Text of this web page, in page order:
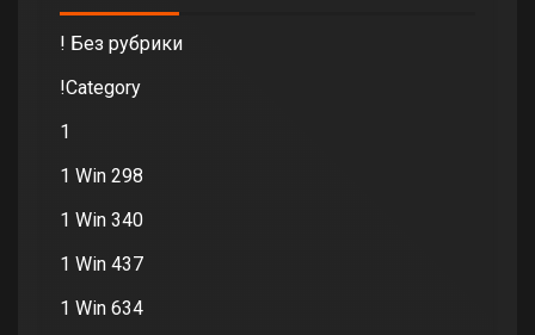
! Без рубрики
!Category
1
1 Win 298
1 Win 340
1 Win 437
1 Win 634